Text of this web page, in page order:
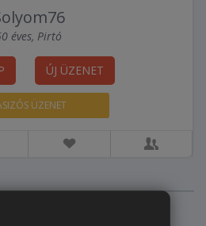
éves, Pirtó
ÚJ ÜZENET
ÜZENET